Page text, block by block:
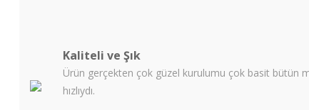
Kaliteli ve Şık
Ürün gerçekten çok güzel kurulumu çok basit bütün
hızlıydı.